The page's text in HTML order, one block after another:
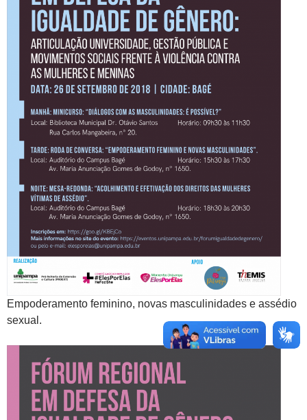
Empoderamento feminino, novas masculinidades e assédio
sexual.